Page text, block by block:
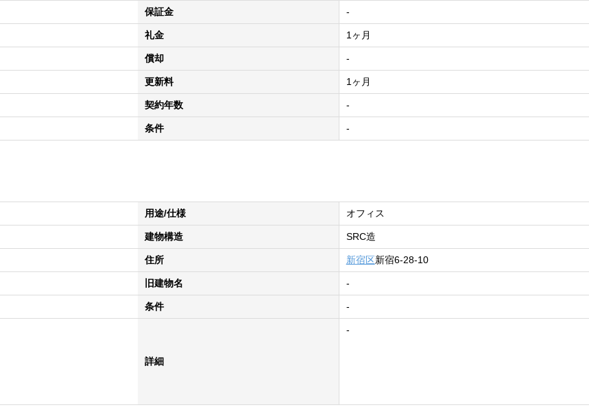
保証金 -
礼金 1ヶ月
償却 -
更新料 1ヶ月
契約年数 -
条件 -
用途/仕様 オフィス
建物構造 SRC造
住所 新宿区新宿6-28-10
旧建物名 -
条件 -
詳細
-